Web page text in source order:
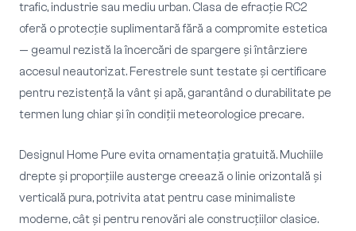
trafic, industrie sau mediu urban. Clasa de efracție RC2
oferă o protecție suplimentară fără a compromite estetica
— geamul rezistă la încercări de spargere și întârziere
accesul neautorizat. Ferestrele sunt testate și certificare
pentru rezistență la vânt și apă, garantând o durabilitate pe
termen lung chiar și în condiții meteorologice precare.
Designul Home Pure evita ornamentația gratuită. Muchiile
drepte și proporțiile austerge creează o linie orizontală și
verticală pura, potrivita atat pentru case minimaliste
moderne, cât și pentru renovări ale construcțiilor clasice.